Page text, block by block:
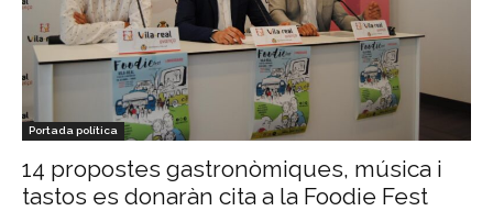
Portada política
14 propostes gastronòmiques, música i
tastos es donaràn cita a la Foodie Fest